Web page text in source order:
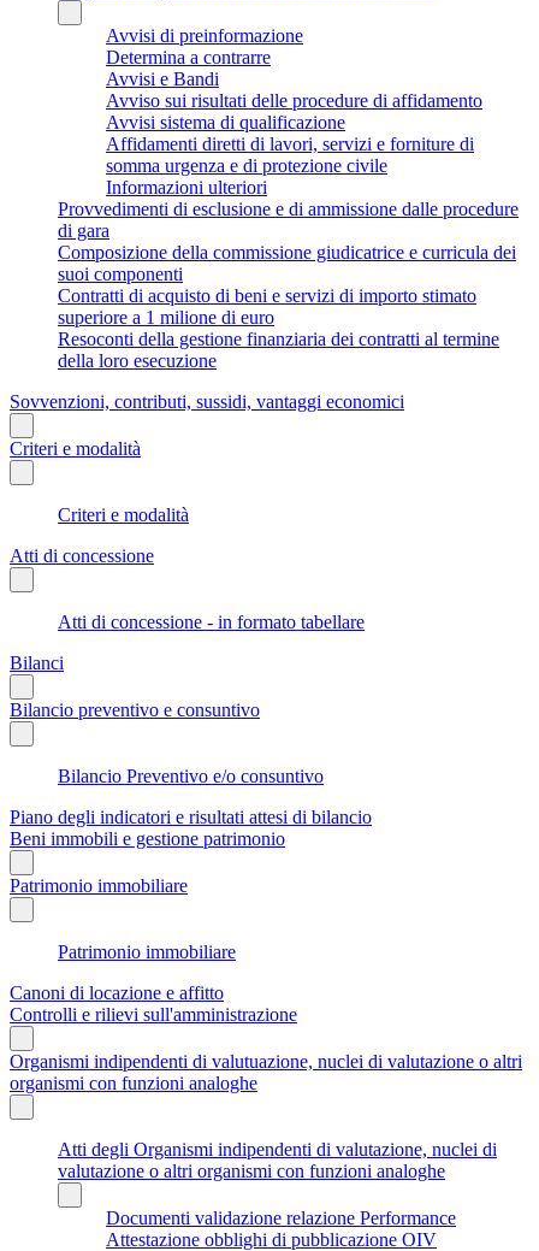
Avvisi di preinformazione
Determina a contrarre
Avvisi e Bandi
Avviso sui risultati delle procedure di affidamento
Avvisi sistema di qualificazione
Affidamenti diretti di lavori, servizi e forniture di
somma urgenza e di protezione civile
Informazioni ulteriori
Provvedimenti di esclusione e di ammissione dalle procedure
di gara
Composizione della commissione giudicatrice e curricula dei
suoi componenti
Contratti di acquisto di beni e servizi di importo stimato
superiore a 1 milione di euro
Resoconti della gestione finanziaria dei contratti al termine
della loro esecuzione
Sovvenzioni, contributi, sussidi, vantaggi economici
Criteri e modalità
Criteri e modalità
Atti di concessione
Atti di concessione - in formato tabellare
Bilanci
Bilancio preventivo e consuntivo
Bilancio Preventivo e/o consuntivo
Piano degli indicatori e risultati attesi di bilancio
Beni immobili e gestione patrimonio
Patrimonio immobiliare
Patrimonio immobiliare
Canoni di locazione e affitto
Controlli e rilievi sull'amministrazione
Organismi indipendenti di valutuazione, nuclei di valutazione o altri
organismi con funzioni analoghe
Atti degli Organismi indipendenti di valutazione, nuclei di
valutazione o altri organismi con funzioni analoghe
Documenti validazione relazione Performance
Attestazione obblighi di pubblicazione OIV